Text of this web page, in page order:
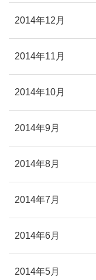
2014年12月
2014年11月
2014年10月
2014年9月
2014年8月
2014年7月
2014年6月
2014年5月